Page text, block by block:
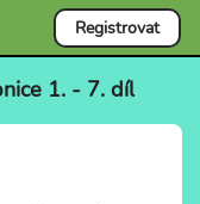
Registrovat
1. - 7. díl